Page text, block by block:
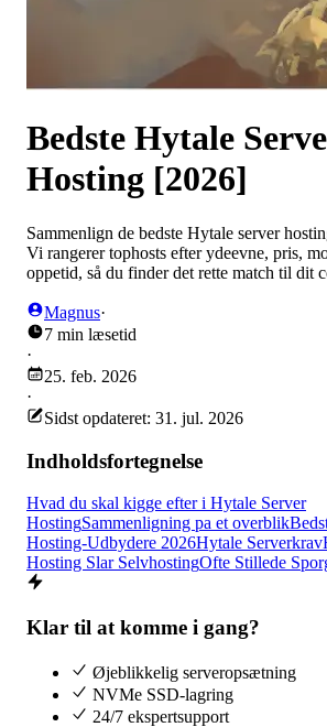
Bedste Hytale
Hosting [2026]
Sammenlign de bedste Hytale server
Vi rangerer tophosts efter ydeevne, pris,
oppetid, så du finder det rette match til dit
Magnus·
7 min læsetid
·
25. feb. 2026
·
Sidst opdateret: 31. jul. 2026
Indholdsfortegnelse
Hvad du skal kigge efter i Hytale Server
HostingSammenligning pa et overblik
Hosting-Udbydere 2026Hytale Serverkrav
Hosting Slar SelvhostingOfte Stillede
Klar til at komme i gang?
Øjeblikkelig serveropsætning
NVMe SSD-lagring
24/7 ekspertsupport